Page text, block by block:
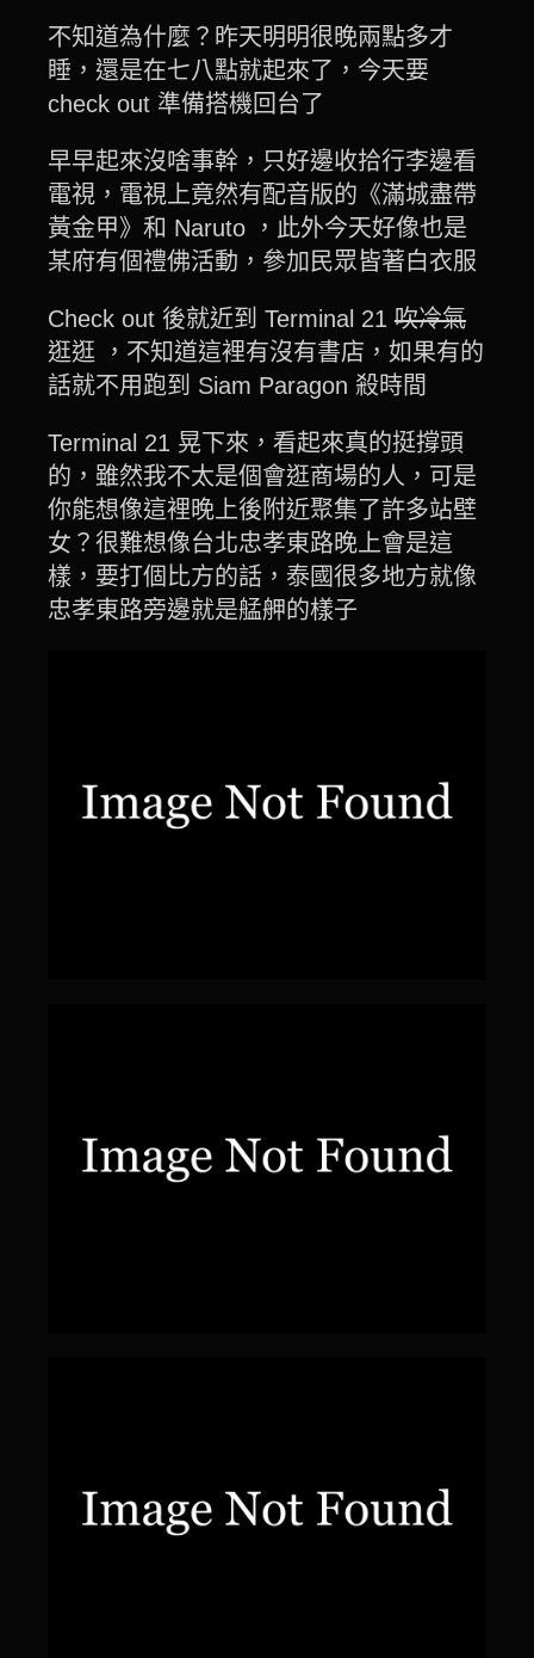
不知道為什麼？昨天明明很晚兩點多才
睡，還是在七八點就起來了，今天要
check out 準備搭機回台了
早早起來沒啥事幹，只好邊收拾行李邊看
電視，電視上竟然有配音版的《滿城盡帶
黃金甲》和 Naruto ，此外今天好像也是
某府有個禮佛活動，參加民眾皆著白衣服
Check out 後就近到 Terminal 21 吹冷氣
逛逛 ，不知道這裡有沒有書店，如果有的
話就不用跑到 Siam Paragon 殺時間
Terminal 21 晃下來，看起來真的挺撐頭
的，雖然我不太是個會逛商場的人，可是
你能想像這裡晚上後附近聚集了許多站壁
女？很難想像台北忠孝東路晚上會是這
樣，要打個比方的話，泰國很多地方就像
忠孝東路旁邊就是艋舺的樣子